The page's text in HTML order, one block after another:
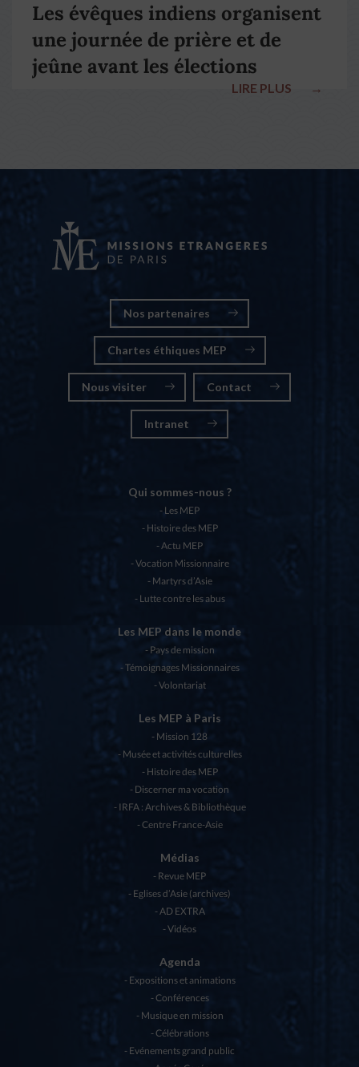
Les évêques indiens organisent
une journée de prière et de
jeûne avant les élections
LIRE PLUS →
Nos partenaires
Chartes éthiques MEP
Nous visiter Contact
Intranet
Qui sommes-nous ?
Les MEP
Histoire des MEP
Actu MEP
Vocation Missionnaire
Martyrs d’Asie
Lutte contre les abus
Les MEP dans le monde
Pays de mission
Témoignages Missionnaires
Volontariat
Les MEP à Paris
Mission 128
Musée et activités culturelles
Histoire des MEP
Discerner ma vocation
IRFA : Archives & Bibliothèque
Centre France-Asie
Médias
Revue MEP
Eglises d’Asie (archives)
AD EXTRA
Vidéos
Agenda
Expositions et animations
Conférences
Musique en mission
Célébrations
Evénements grand public